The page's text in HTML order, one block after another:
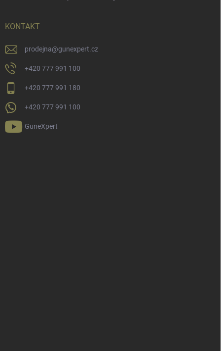
KONTAKT
prodejna@gunexpert.cz
+420 777 991 100
+420 777 991 180
+420 777 991 100
GuneXpert